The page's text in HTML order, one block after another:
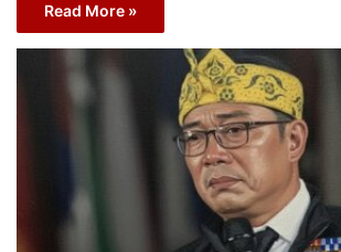
Read More »